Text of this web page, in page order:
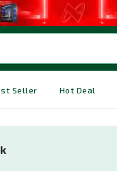
Seller Hot Deal